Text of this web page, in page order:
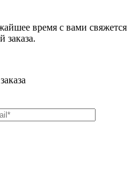
время с вами свяжется
заказа.